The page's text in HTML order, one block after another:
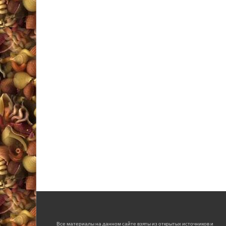
Все материалы на данном сайте взяты из открытых источников и